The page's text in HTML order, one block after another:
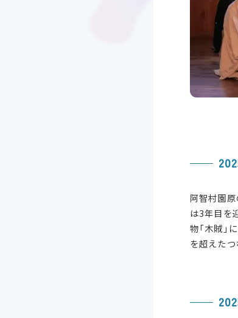
阿智村園原
は3年目を
物「木賊
を超えた